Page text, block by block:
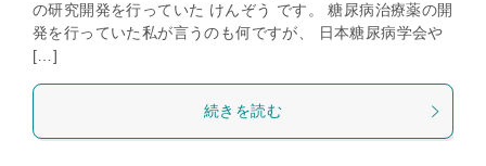
の研究開発を行っていた けんぞう です。 糖尿病治療薬の開
発を行っていた私が言うのも何ですが、 日本糖尿病学会や
[…]
続きを読む